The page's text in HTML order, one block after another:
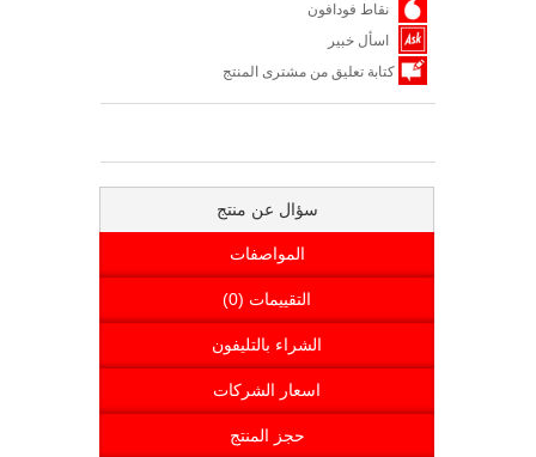
نقاط فودافون
اسأل خبير
كتابة تعليق من مشترى المنتج
سؤال عن منتج
المواصفات
التقييمات (0)
الشراء بالتليفون
اسعار الشركات
حجز المنتج